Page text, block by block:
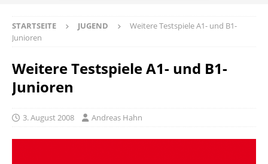
STARTSEITE JUGEND
Weitere Testspiele A1- und B1-
Junioren
Weitere Testspiele A1- und B1-
Junioren
3. August 2008 Andreas Hahn